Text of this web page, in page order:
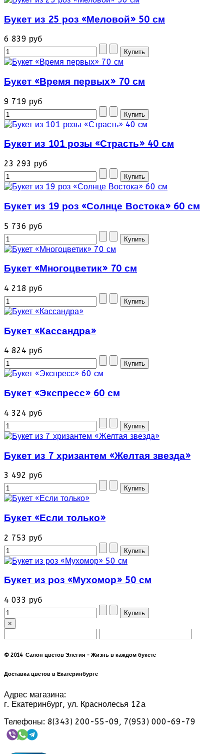
Букет из 25 роз «Меловой» 50 см
6 839 руб
Букет «Время первых» 70 см
9 719 руб
Букет из 101 розы «Страсть» 40 см
23 293 руб
Букет из 19 роз «Солнце Востока» 60 см
5 736 руб
Букет «Многоцветик» 70 см
4 218 руб
Букет «Кассандра»
4 824 руб
Букет «Экспресс» 60 см
4 324 руб
Букет из 7 хризантем «Желтая звезда»
3 492 руб
Букет «Если только»
2 753 руб
Букет из роз «Мухомор» 50 см
4 033 руб
×
© 2014 Салон цветов Элегия - Жизнь в каждом букете
Доставка цветов в Екатеринбурге
Адрес магазина:
г. Екатеринбург, ул. Краснолесья 12а
Телефоны: 8(343) 200-55-09, 7(953) 000-69-79